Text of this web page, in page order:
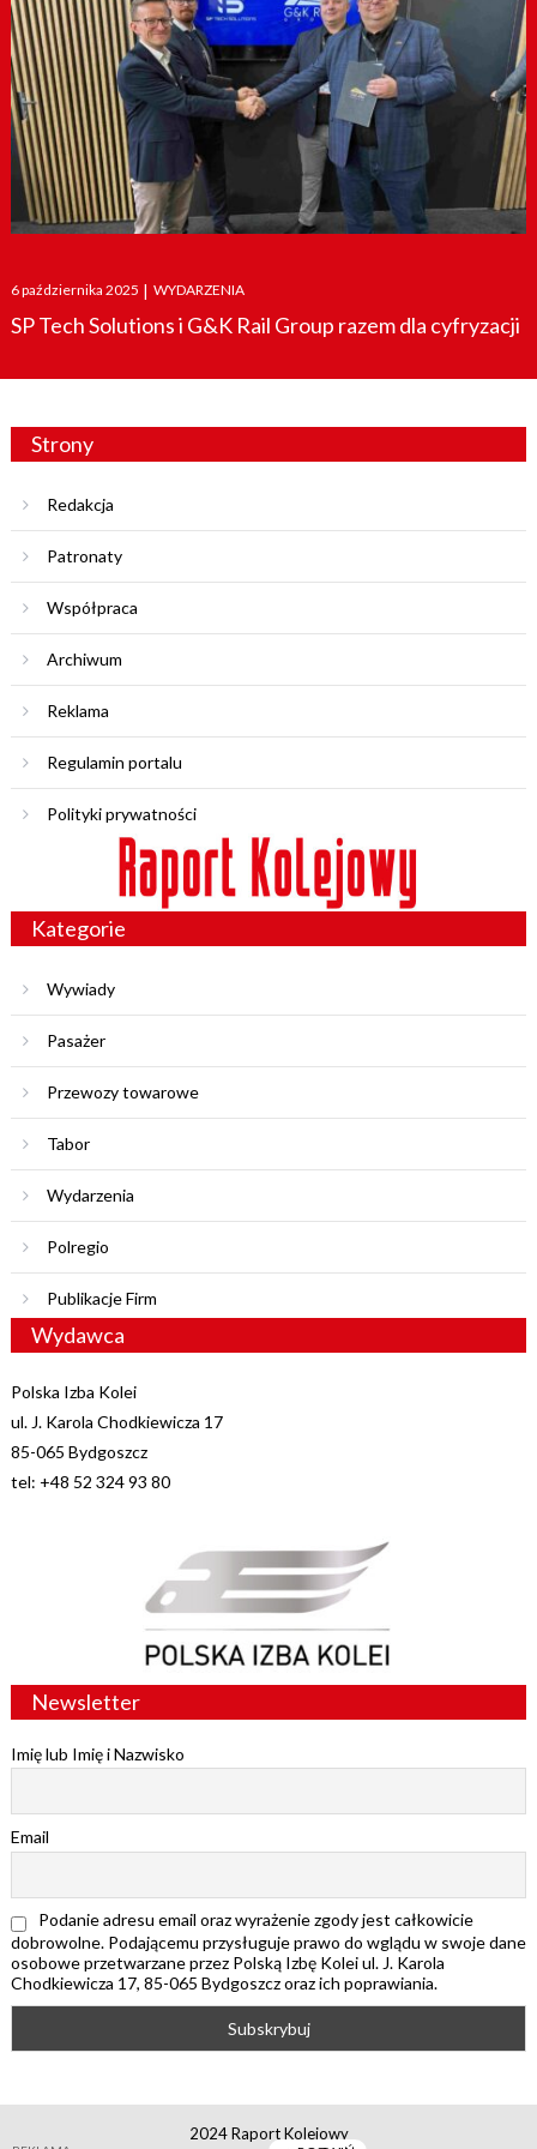
Posted
on
6 października 2025 | WYDARZENIA
SP Tech Solutions i G&K Rail Group razem dla cyfryzacji
Strony
Redakcja
Patronaty
Współpraca
Archiwum
Reklama
Regulamin portalu
Polityki prywatności
Kategorie
Wywiady
Pasażer
Przewozy towarowe
Tabor
Wydarzenia
Polregio
Publikacje Firm
Wydawca
Polska Izba Kolei
ul. J. Karola Chodkiewicza 17
85-065 Bydgoszcz
tel: +48 52 324 93 80
Newsletter
Imię lub Imię i Nazwisko
Email
Podanie adresu email oraz wyrażenie zgody jest całkowicie
dobrowolne. Podającemu przysługuje prawo do wglądu w swoje dane
osobowe przetwarzane przez Polską Izbę Kolei ul. J. Karola
Chodkiewicza 17, 85-065 Bydgoszcz oraz ich poprawiania.
2024 Raport Kolejowy